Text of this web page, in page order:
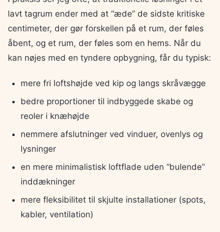
lavt tagrum ender med at “æde” de sidste kritiske
centimeter, der gør forskellen på et rum, der føles
åbent, og et rum, der føles som en hems. Når du
kan nøjes med en tyndere opbygning, får du typisk:
mere fri loftshøjde ved kip og langs skråvægge
bedre proportioner til indbyggede skabe og
reoler i knæhøjde
nemmere afslutninger ved vinduer, ovenlys og
lysninger
en mere minimalistisk loftflade uden “bulende”
inddækninger
mere fleksibilitet til skjulte installationer (spots,
kabler, ventilation)